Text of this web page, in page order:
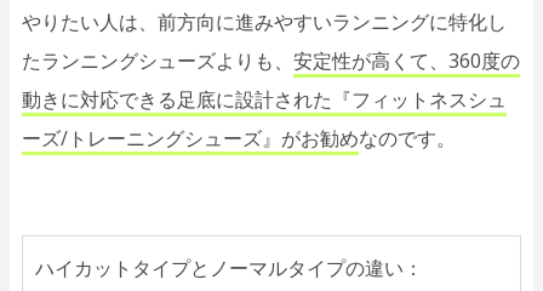
やりたい人は、前方向に進みやすいランニングに特化し
たランニングシューズよりも、 安定性が高くて、360度の
動きに対応できる足底に設計された『フィットネスシュ
ーズ/トレーニングシューズ』がお勧めなのです。
ハイカットタイプとノーマルタイプの違い：